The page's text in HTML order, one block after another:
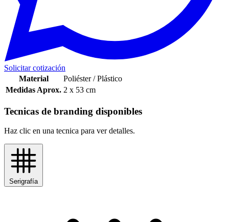
Solicitar cotización
Material
Poliéster / Plástico
Medidas Aprox. 2 x 53 cm
Tecnicas de branding disponibles
Haz clic en una tecnica para ver detalles.
Serigrafía